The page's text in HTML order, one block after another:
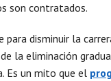
son contratados.
para disminuir la
la eliminación
Es un mito que el